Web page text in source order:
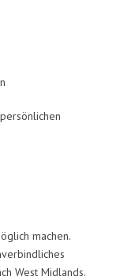
machen.
West Midlands.